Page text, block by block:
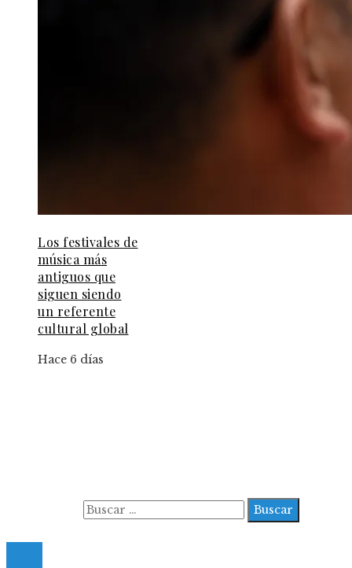
Los festivales de
música más
antiguos que
siguen siendo
un referente
cultural global
Hace 6 días